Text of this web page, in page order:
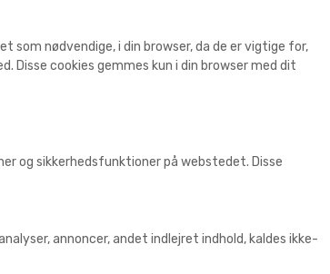
som nødvendige, i din browser, da de er vigtige for,
cookies gemmes kun i din browser med dit
og sikkerhedsfunktioner på webstedet. Disse
annoncer, andet indlejret indhold, kaldes ikke-